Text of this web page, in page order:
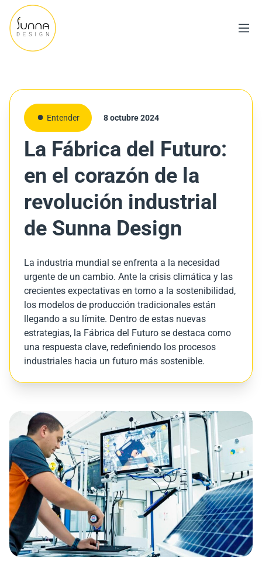
Entender 8 octubre 2024
La Fábrica del Futuro:
en el corazón de la
revolución industrial
de Sunna Design
La industria mundial se enfrenta a la necesidad
urgente de un cambio. Ante la crisis climática y las
crecientes expectativas en torno a la sostenibilidad,
los modelos de producción tradicionales están
llegando a su límite. Dentro de estas nuevas
estrategias, la Fábrica del Futuro se destaca como
una respuesta clave, redefiniendo los procesos
industriales hacia un futuro más sostenible.